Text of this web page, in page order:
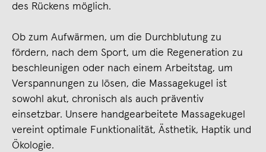
des Rückens möglich.
Ob zum Aufwärmen, um die Durchblutung zu
fördern, nach dem Sport, um die Regeneration zu
beschleunigen oder nach einem Arbeitstag, um
Verspannungen zu lösen, die Massagekugel ist
sowohl akut, chronisch als auch präventiv
einsetzbar. Unsere handgearbeitete Massagekugel
vereint optimale Funktionalität, Ästhetik, Haptik und
Ökologie.